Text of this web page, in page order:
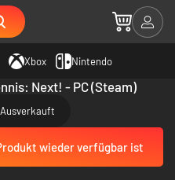
Xbox Nintendo
Next! - PC (Steam)
Ausverkauft
wieder verfügbar ist